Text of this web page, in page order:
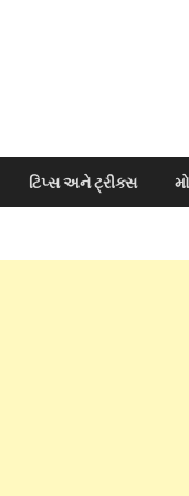
ટિપ્સ અને ટ્રીક્સ